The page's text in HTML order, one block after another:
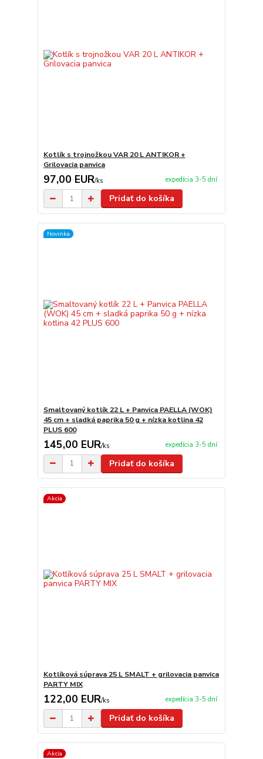
Kotlík s trojnožkou VAR 20 L ANTIKOR +
Grilovacia panvica
97,00 EUR/ks expedícia 3-5 dní
Pridať do košíka
Novinka
Smaltovaný kotlík 22 L + Panvica PAELLA (WOK)
45 cm + sladká paprika 50 g + nízka kotlina 42
PLUS 600
145,00 EUR/ks expedícia 3-5 dní
Pridať do košíka
Akcia
Kotlíková súprava 25 L SMALT + grilovacia panvica
PARTY MIX
122,00 EUR/ks expedícia 3-5 dní
Pridať do košíka
Akcia